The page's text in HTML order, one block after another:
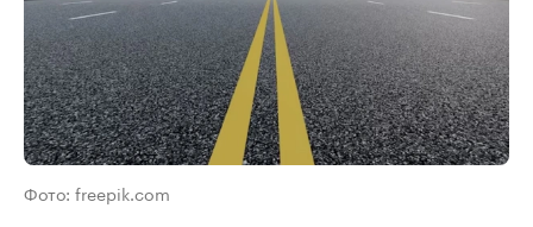
Фото: freepik.com